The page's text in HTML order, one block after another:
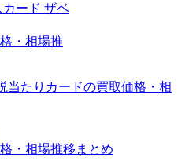
カード ザベ
・相場推
・相場推移まとめ